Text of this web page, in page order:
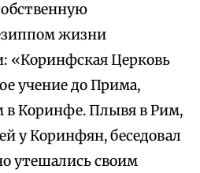
жизни
«Коринфская Церковь
учение до Прима,
в Коринфе. Плывя в Рим,
у Коринфян, беседовал
утешались своим